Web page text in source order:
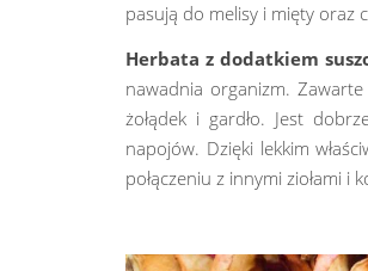
pasują do melisy i mięty oraz
Herbata z dodatkiem
nawadnia organizm.
żołądek i gardło. Jest
napojów. Dzięki lekkim
połączeniu z innymi ziołami i